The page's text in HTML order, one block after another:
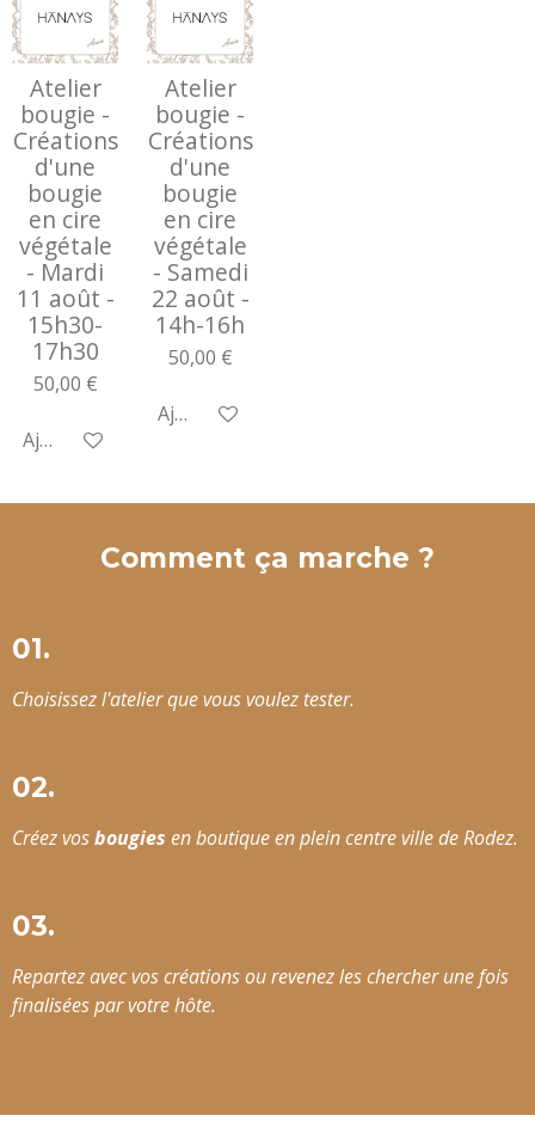
Atelier
bougie -
Créations
d'une
bougie
en cire
végétale
- Mardi
11 août -
15h30-
17h30
50,00 €
Ajouter au panier
Atelier
bougie -
Créations
d'une
bougie
en cire
végétale
- Samedi
22 août -
14h-16h
50,00 €
Ajouter au panier
Comment ça marche ?
01.
Choisissez l'atelier que vous voulez tester.
02.
Créez vosbougies en boutique en plein centre ville de Rodez.
03.
Repartez avec vos créations ou revenez les chercher une fois
finalisées par votre hôte.